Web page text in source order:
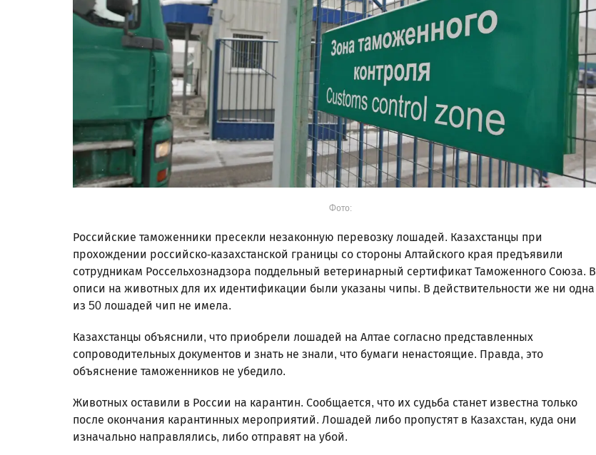
Фото:
Российские таможенники пресекли незаконную перевозку лошадей. Казахстанцы при
прохождении российско-казахстанской границы со стороны Алтайского края предъявили
сотрудникам Россельхознадзора поддельный ветеринарный сертификат Таможенного Союза. В
описи на животных для их идентификации были указаны чипы. В действительности же ни одна
из 50 лошадей чип не имела.
Казахстанцы объяснили, что приобрели лошадей на Алтае согласно представленных
сопроводительных документов и знать не знали, что бумаги ненастоящие. Правда, это
объяснение таможенников не убедило.
Животных оставили в России на карантин. Сообщается, что их судьба станет известна только
после окончания карантинных мероприятий. Лошадей либо пропустят в Казахстан, куда они
изначально направлялись, либо отправят на убой.